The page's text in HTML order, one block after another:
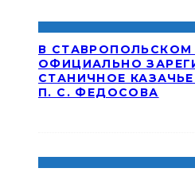
В
ОФИЦИАЛЬНО
СТАНИЧНОЕ
П. С. ФЕДОСОВА